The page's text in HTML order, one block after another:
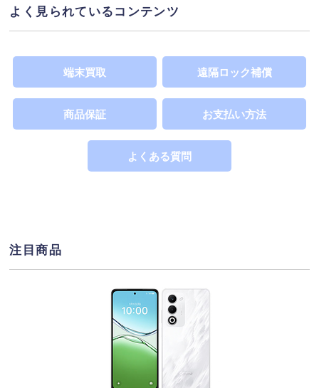
支払いが完了しており利用制限の対象ではありませ
ん。詳しくはネットワーク利用制限へ
この製品が対応するSIMカードのサイズを表示してい
SIMカードの違い
よく見られているコンテンツ
端末買取 遠隔ロック補償
商品保証 お支払い方法
よくある質問
注目商品